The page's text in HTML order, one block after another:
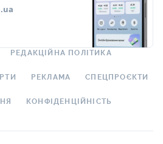
РЕДАКЦІЙНА ПОЛІТИКА
РЕКЛАМА СПЕЦПРОЄКТИ
КОНФІДЕНЦІЙНІСТЬ